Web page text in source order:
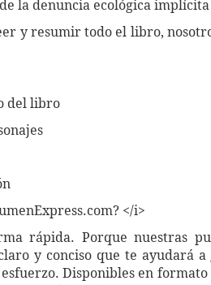
la denuncia ecológica
y resumir todo el libro,
del libro
</i>
rápida. Porque nuestras
y conciso que te ayudará
Disponibles en